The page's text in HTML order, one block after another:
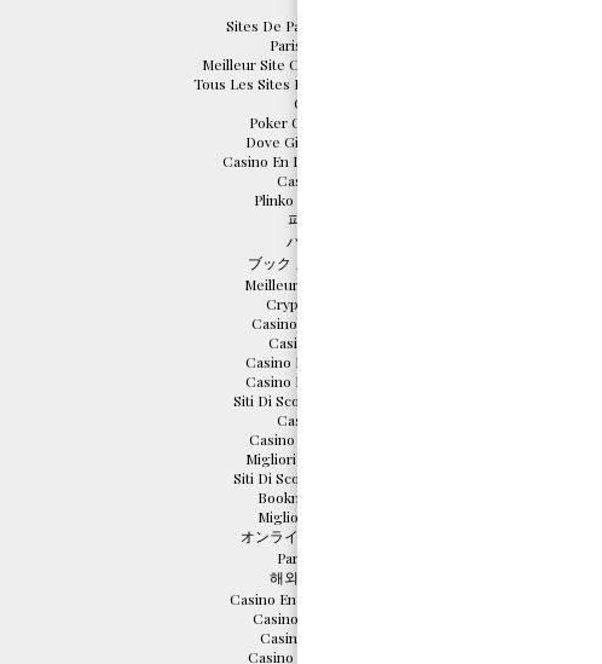
Sites De Paris Sportifs Belgique
Paris Sportif Belge
Meilleur Site Casino En Ligne Belgique
Tous Les Sites De Paris Sportifs Belgique
Casino App
Poker Online Migliori Siti
Dove Giocare Crazy Time
Casino En Ligne Sans Document
Casino En Ligne
Plinko Argent Réel Avis
파워볼사이트
バカラ カジノ
ブック メーカー おすすめ
Meilleurs Casino En Ligne
Crypto Scommesse
Casino En Ligne Cresus
Casino Sans Depot
Casino Bonus Sans Depot
Casino Bonus Sans Depot
Siti Di Scommesse Non Aams
Casino En Ligne
Casino Italiani Non Aams
Migliori Casino Non Aams
Siti Di Scommesse Non Aams
Bookmaker Non Aams
Migliori Casino Online
オンライン カジノ 仮想通貨
Parier En Crypto
해외 카지노 사이트
Casino En Ligne Français 2026
Casino En Ligne France
Casino En Ligne 2026
Casino En Ligne Français